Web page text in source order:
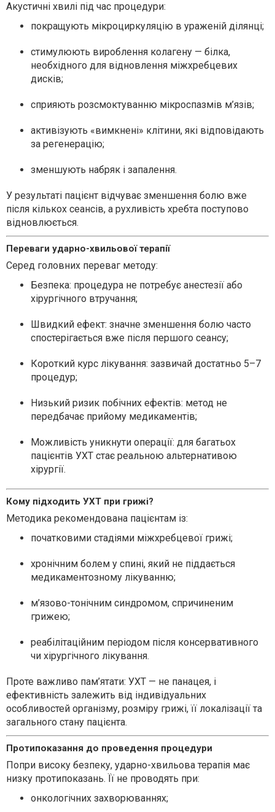
Акустичні хвилі під час процедури:
покращують мікроциркуляцію в ураженій ділянці;
стимулюють вироблення колагену — білка,
необхідного для відновлення міжхребцевих
дисків;
сприяють розсмоктуванню мікроспазмів м’язів;
активізують «вимкнені» клітини, які відповідають
за регенерацію;
зменшують набряк і запалення.
У результаті пацієнт відчуває зменшення болю вже
після кількох сеансів, а рухливість хребта поступово
відновлюється.
Переваги ударно-хвильової терапії
Серед головних переваг методу:
Безпека: процедура не потребує анестезії або
хірургічного втручання;
Швидкий ефект: значне зменшення болю часто
спостерігається вже після першого сеансу;
Короткий курс лікування: зазвичай достатньо 5–7
процедур;
Низький ризик побічних ефектів: метод не
передбачає прийому медикаментів;
Можливість уникнути операції: для багатьох
пацієнтів УХТ стає реальною альтернативою
хірургії.
Кому підходить УХТ при грижі?
Методика рекомендована пацієнтам із:
початковими стадіями міжхребцевої грижі;
хронічним болем у спині, який не піддається
медикаментозному лікуванню;
м’язово-тонічним синдромом, спричиненим
грижею;
реабілітаційним періодом після консервативного
чи хірургічного лікування.
Проте важливо пам’ятати: УХТ — не панацея, і
ефективність залежить від індивідуальних
особливостей організму, розміру грижі, її локалізації та
загального стану пацієнта.
Протипоказання до проведення процедури
Попри високу безпеку, ударно-хвильова терапія має
низку протипоказань. Її не проводять при:
онкологічних захворюваннях;